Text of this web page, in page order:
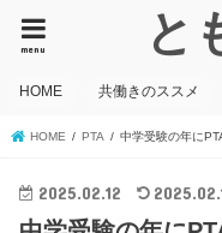
と
menu
HOME 共働きのススメ
HOME PTA 中学受験の年に
2025.02.12